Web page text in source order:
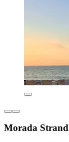
Morada